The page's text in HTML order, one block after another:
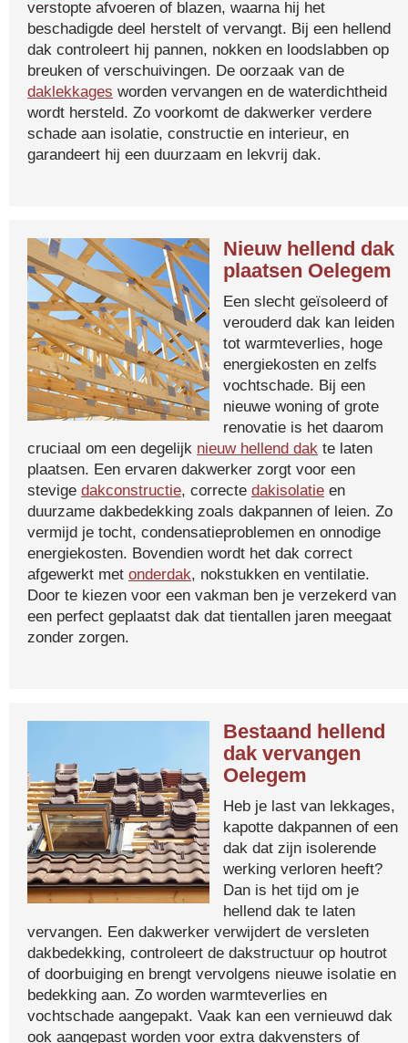
verstopte afvoeren of blazen, waarna hij het
beschadigde deel herstelt of vervangt. Bij een hellend
dak controleert hij pannen, nokken en loodslabben op
breuken of verschuivingen. De oorzaak van de
daklekkages worden vervangen en de waterdichtheid
wordt hersteld. Zo voorkomt de dakwerker verdere
schade aan isolatie, constructie en interieur, en
garandeert hij een duurzaam en lekvrij dak.
Nieuw hellend dak
plaatsen Oelegem
Een slecht geïsoleerd of
verouderd dak kan leiden
tot warmteverlies, hoge
energiekosten en zelfs
vochtschade. Bij een
nieuwe woning of grote
renovatie is het daarom
cruciaal om een degelijk nieuw hellend dak te laten
plaatsen. Een ervaren dakwerker zorgt voor een
stevige dakconstructie, correcte dakisolatie en
duurzame dakbedekking zoals dakpannen of leien. Zo
vermijd je tocht, condensatieproblemen en onnodige
energiekosten. Bovendien wordt het dak correct
afgewerkt met onderdak, nokstukken en ventilatie.
Door te kiezen voor een vakman ben je verzekerd van
een perfect geplaatst dak dat tientallen jaren meegaat
zonder zorgen.
Bestaand hellend
dak vervangen
Oelegem
Heb je last van lekkages,
kapotte dakpannen of een
dak dat zijn isolerende
werking verloren heeft?
Dan is het tijd om je
hellend dak te laten
vervangen. Een dakwerker verwijdert de versleten
dakbedekking, controleert de dakstructuur op houtrot
of doorbuiging en brengt vervolgens nieuwe isolatie en
bedekking aan. Zo worden warmteverlies en
vochtschade aangepakt. Vaak kan een vernieuwd dak
ook aangepast worden voor extra dakvensters of